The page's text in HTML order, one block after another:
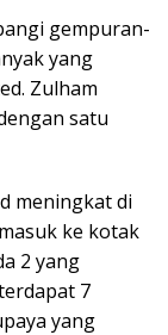
gempuran-
yang
Zulham
satu
meningkat di
ke kotak
2 yang
7
yang